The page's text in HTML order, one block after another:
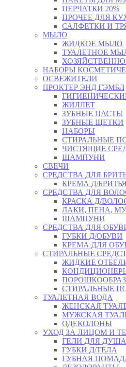
ПЕРЧАТКИ 20%
ПРОЧЕЕ ДЛЯ
САЛФЕТКИ И
МЫЛО
ЖИДКОЕ МЫЛО
ТУАЛЕТНОЕ
НАБОРЫ
ОСВЕЖИТЕЛИ
ПРОКТЕР ЭНД ГЭМБЛ
ЖИЛЛЕТ
ЗУБНЫЕ ПАСТЫ
ЗУБНЫЕ ЩЕТКИ
НАБОРЫ
СТИРАЛЬНЫЕ
ЧИСТЯЩИЕ
ШАМПУНИ
СВЕЧИ
СРЕДСТВА ДЛЯ
КРЕМА Д/БРИТЬЯ
СРЕДСТВА ДЛЯ
КРАСКА Д/
ЛАКИ, ПЕНА,
ШАМПУНИ
СРЕДСТВА ДЛЯ
ГУБКИ Д/ОБУВИ
КРЕМА ДЛЯ
СТИРАЛЬНЫЕ
ЖИДКИЕ
СТИРАЛЬНЫЕ
ТУАЛЕТНАЯ ВОДА
ЖЕНСКАЯ
МУЖСКАЯ
ОДЕКОЛОНЫ
УХОД ЗА ЛИЦОМ И
ГЕЛИ ДЛЯ ДУША
ГУБКИ Д/ТЕЛА
ГУБНАЯ